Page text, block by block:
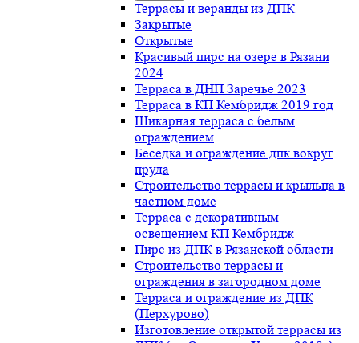
Террасы и веранды из ДПК
Закрытые
Открытые
Красивый пирс на озере в Рязани
2024
Терраса в ДНП Заречье 2023
Терраса в КП Кембридж 2019 год
Шикарная терраса с белым
ограждением
Беседка и ограждение дпк вокруг
пруда
Строительство террасы и крыльца в
частном доме
Терраса с декоративным
освещением КП Кембридж
Пирс из ДПК в Рязанской области
Строительство террасы и
ограждения в загородном доме
Терраса и ограждение из ДПК
(Перхурово)
Изготовление открытой террасы из